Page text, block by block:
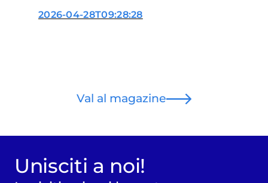
all’immunoterapia
2026-04-28T09:28:28
Val al magazine
Unisciti a noi!